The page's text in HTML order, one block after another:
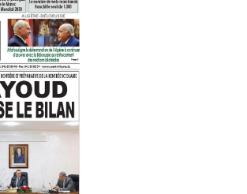
général du
: Hidaoui appelle à